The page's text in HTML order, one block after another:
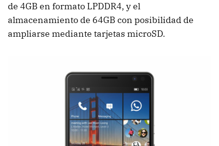
de 4GB en formato LPDDR4, y el
almacenamiento de 64GB con posibilidad de
ampliarse mediante tarjetas microSD.